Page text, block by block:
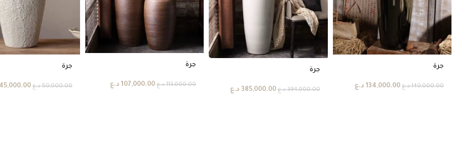
جرة
140,000.00 د.ع 134,000.00 د.ع
جرة
394,000.00 د.ع 385,000.00 د.ع
جرة
113,000.00 د.ع 107,000.00 د.ع
جرة
50,000.00 د.ع 45,000.00